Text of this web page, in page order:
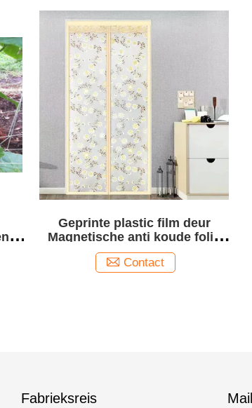
Geprinte plastic film deur
Magnetische anti koude folie
deur 90x220cm
Contact
Fabrieksreis